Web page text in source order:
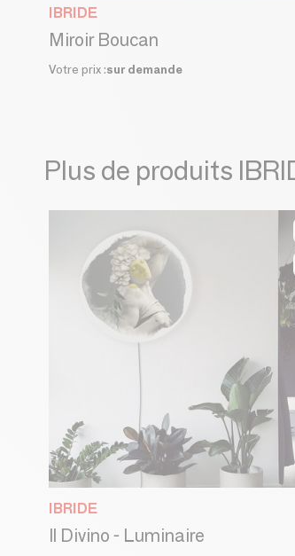
IBRIDE
Miroir Boucan
Votre prix :sur demande
Plus de produits
IBRIDE
Il Divino - Luminaire